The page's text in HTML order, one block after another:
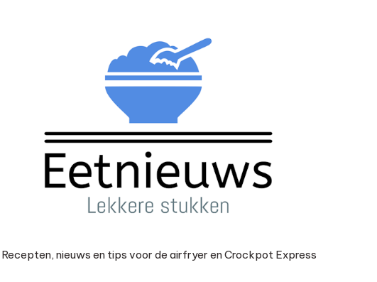
Recepten, nieuws en tips voor de airfryer en Crockpot Express